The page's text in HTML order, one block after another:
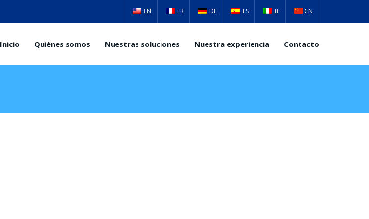
EN FR DE ES IT CN
Inicio Quiénes somos Nuestras soluciones Nuestra experiencia Contacto